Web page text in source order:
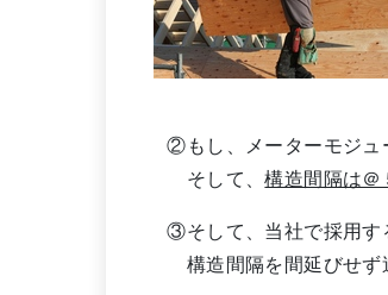
②もし、メーターモジュ
そして、構造間隔は＠
③そして、当社で採用す
構造間隔を間延びせず